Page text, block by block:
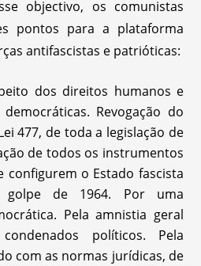
objectivo, os comunistas
pontos para a plataforma
antifascistas e patrióticas:
dos direitos humanos e
Revogação do
477, de toda a legislação de
de todos os instrumentos
configurem o Estado fascista
de 1964. Por uma
Pela amnistia geral
políticos. Pela
com as normas jurídicas, de